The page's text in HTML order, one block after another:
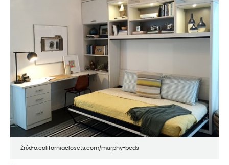
Źródło:californiaclosets.com/murphy-beds